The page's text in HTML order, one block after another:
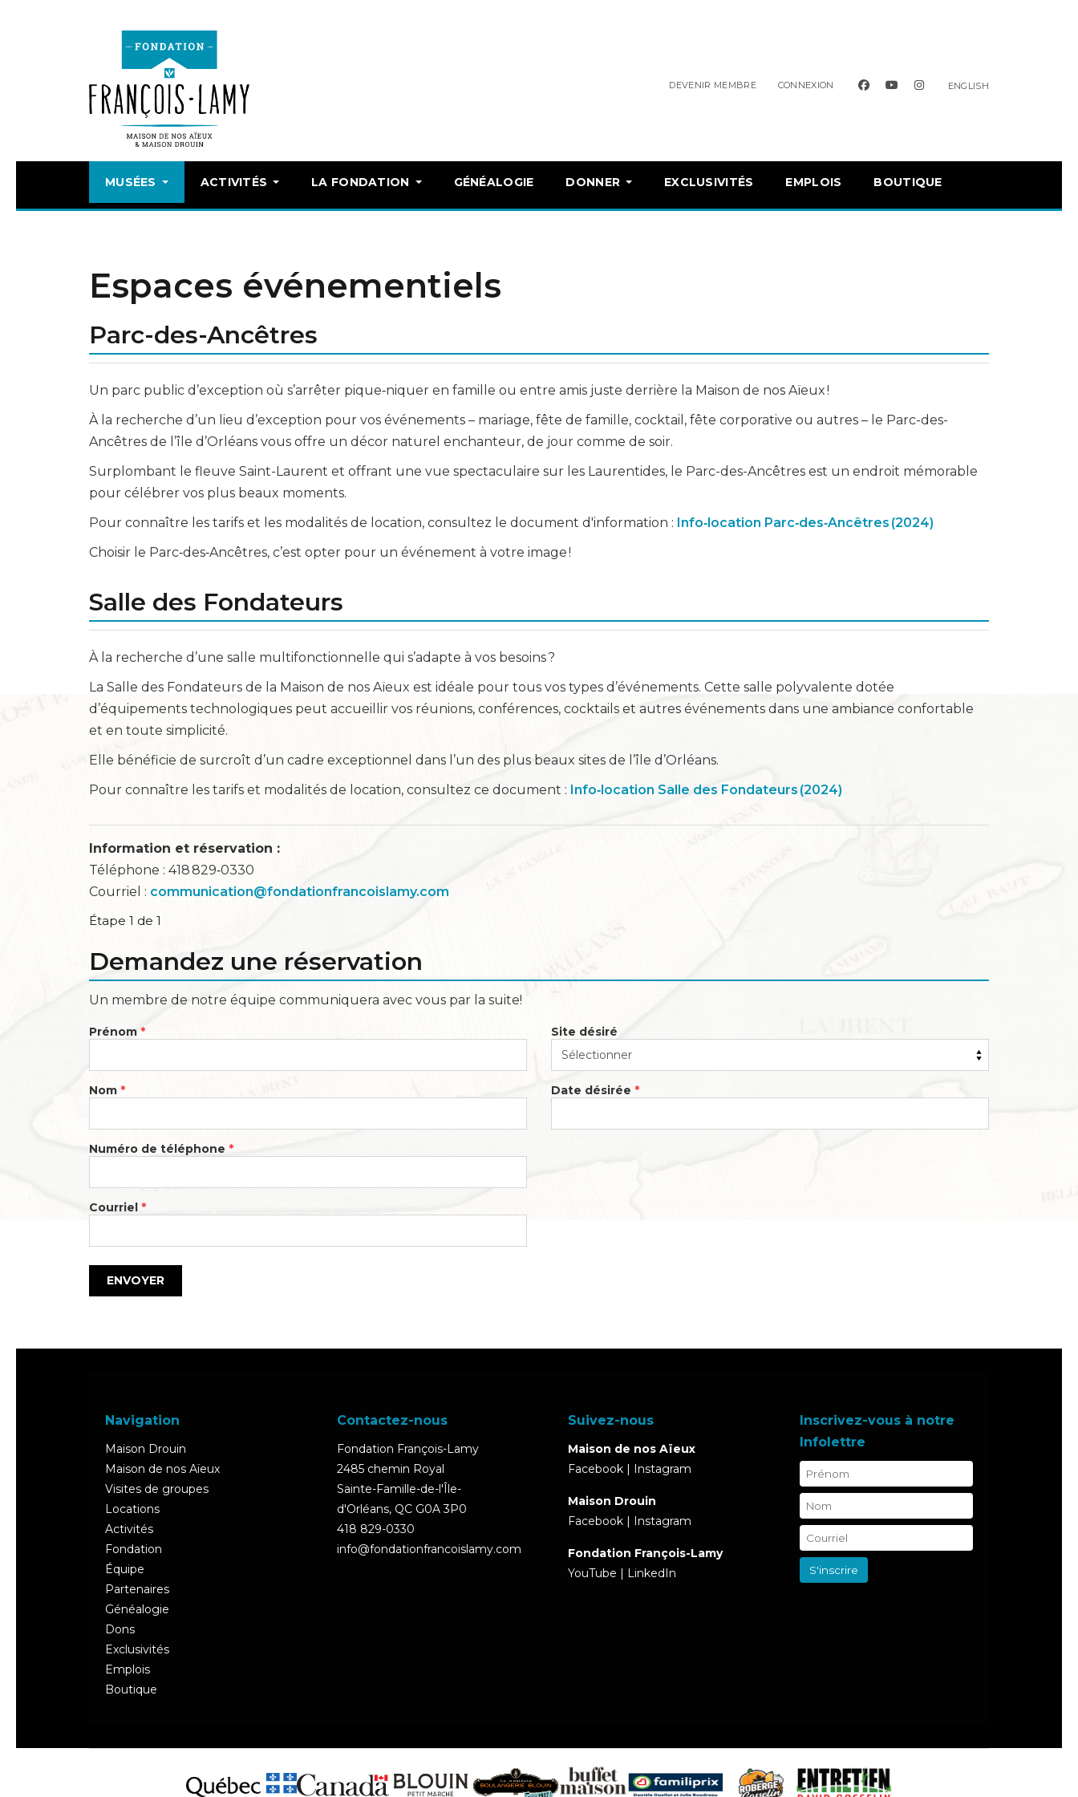
DEVENIR MEMBRE CONNEXION facebookyoutubeinstagramENGLISH
MUSÉES ACTIVITÉS LA FONDATION GÉNÉALOGIE DONNER EXCLUSIVITÉS EMPLOIS BOUTIQUE
Espaces événementiels
Parc-des-Ancêtres
Un parc public d’exception où s’arrêter pique‑niquer en famille ou entre amis juste derrière la Maison de nos Aïeux !
À la recherche d’un lieu d’exception pour vos événements – mariage, fête de famille, cocktail, fête corporative ou autres – le Parc-des-
Ancêtres de l’île d’Orléans vous offre un décor naturel enchanteur, de jour comme de soir.
Surplombant le fleuve Saint-Laurent et offrant une vue spectaculaire sur les Laurentides, le Parc-des-Ancêtres est un endroit mémorable
pour célébrer vos plus beaux moments.
Pour connaître les tarifs et les modalités de location, consultez le document d'information : Info‑location Parc‑des‑Ancêtres (2024)
Choisir le Parc‑des‑Ancêtres, c’est opter pour un événement à votre image !
Salle des Fondateurs
À la recherche d’une salle multifonctionnelle qui s’adapte à vos besoins ?
La Salle des Fondateurs de la Maison de nos Aïeux est idéale pour tous vos types d’événements. Cette salle polyvalente dotée
d’équipements technologiques peut accueillir vos réunions, conférences, cocktails et autres événements dans une ambiance confortable
et en toute simplicité.
Elle bénéficie de surcroît d’un cadre exceptionnel dans l’un des plus beaux sites de l’île d’Orléans.
Pour connaître les tarifs et modalités de location, consultez ce document : Info‑location Salle des Fondateurs (2024)
Information et réservation :
Téléphone : 418 829‑0330
Courriel : communication@fondationfrancoislamy.com
Étape 1 de 1
Demandez une réservation
Un membre de notre équipe communiquera avec vous par la suite!
Prénom * Site désiré
Nom * Date désirée *
Numéro de téléphone *
Courriel *
ENVOYER